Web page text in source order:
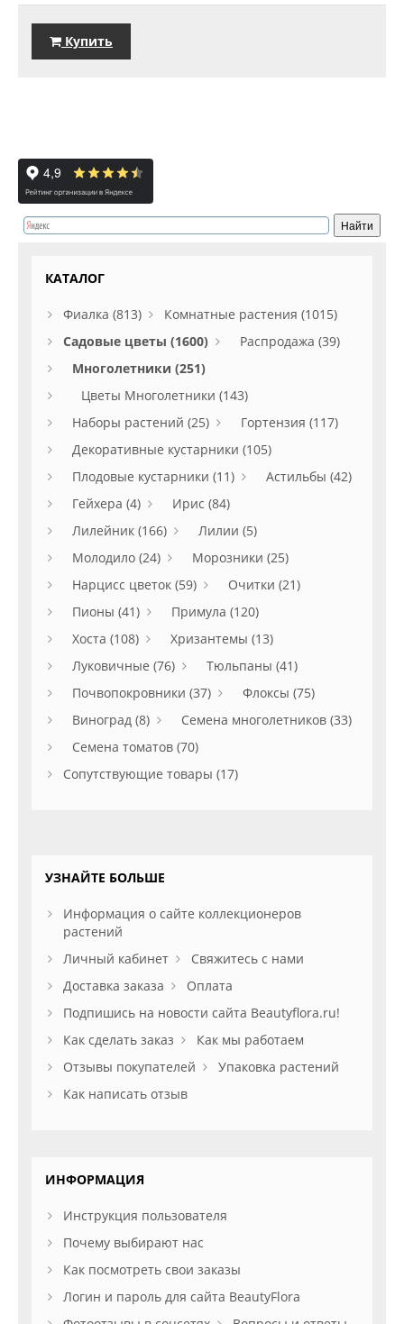
Купить
КАТАЛОГ
Фиалка (813)
Комнатные растения (1015)
Садовые цветы (1600)
Распродажа (39)
Многолетники (251)
Цветы Многолетники (143)
Наборы растений (25)
Гортензия (117)
Декоративные кустарники (105)
Плодовые кустарники (11)
Астильбы (42)
Гейхера (4)
Ирис (84)
Лилейник (166)
Лилии (5)
Молодило (24)
Морозники (25)
Нарцисс цветок (59)
Очитки (21)
Пионы (41)
Примула (120)
Хоста (108)
Хризантемы (13)
Луковичные (76)
Тюльпаны (41)
Почвопокровники (37)
Флоксы (75)
Виноград (8)
Семена многолетников (33)
Семена томатов (70)
Сопутствующие товары (17)
УЗНАЙТЕ БОЛЬШЕ
Информация о сайте коллекционеров
растений
Личный кабинет
Свяжитесь с нами
Доставка заказа
Оплата
Подпишись на новости сайта Beautyflora.ru!
Как сделать заказ
Как мы работаем
Отзывы покупателей
Упаковка растений
Как написать отзыв
ИНФОРМАЦИЯ
Инструкция пользователя
Почему выбирают нас
Как посмотреть свои заказы
Логин и пароль для сайта BeautyFlora